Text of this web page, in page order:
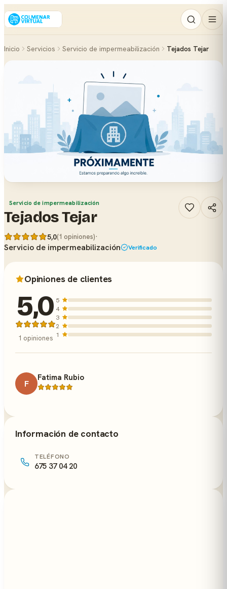
Inicio Servicios Servicio de impermeabilización Tejados Tejar
Servicio de impermeabilización
Tejados Tejar
5,0(1 opiniones)·
Servicio de impermeabilización
Verificado
Opiniones de clientes
5,0
1 opiniones
5
4
3
2
1
F
Fatima Rubio
Información de contacto
TELÉFONO
675 37 04 20